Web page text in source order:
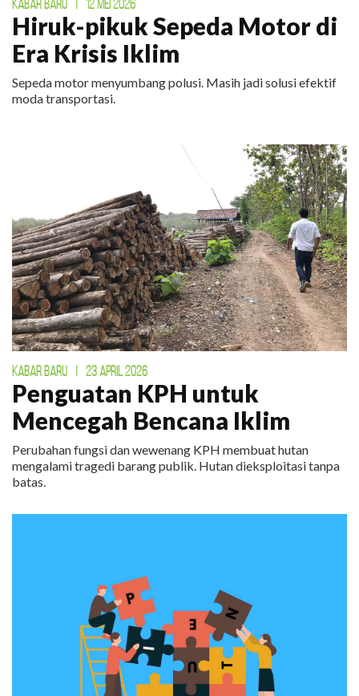
KABAR BARU 12 MEI 2026
Hiruk-pikuk Sepeda Motor di
Era Krisis Iklim
Sepeda motor menyumbang polusi. Masih jadi solusi efektif
moda transportasi.
KABAR BARU | 23 APRIL 2026
Penguatan KPH untuk
Mencegah Bencana Iklim
Perubahan fungsi dan wewenang KPH membuat hutan
mengalami tragedi barang publik. Hutan dieksploitasi tanpa
batas.